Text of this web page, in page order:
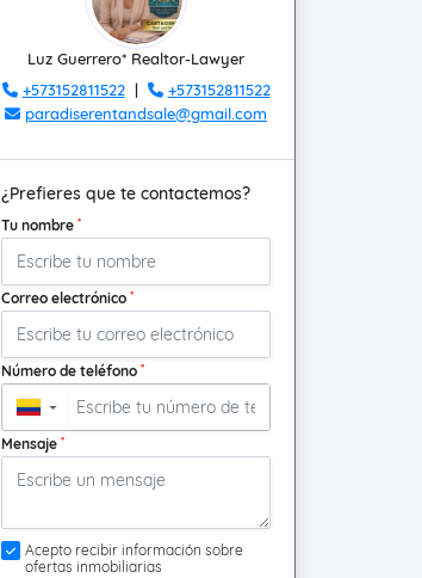
Luz Guerrero* Realtor-Lawyer
+573152811522|
+573152811522
paradiserentandsale@gmail.com
¿Prefieres que te contactemos?
Tu nombre *
Correo electrónico *
Número de teléfono *
▼
Mensaje *
Acepto recibir información sobre
ofertas inmobiliarias